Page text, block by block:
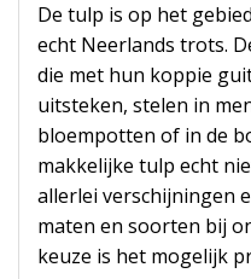
De tulp is op het
echt Neerlands trots.
die met hun koppie
uitsteken, stelen in
bloempotten of in de
makkelijke tulp echt
allerlei verschijningen
maten en soorten bij
keuze is het mogelijk